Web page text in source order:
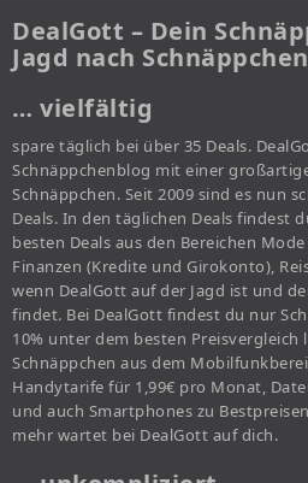
DealGott – Dein
Jagd nach
… vielfältig
spare täglich bei über 35 Deals.
Schnäppchenblog mit einer
Schnäppchen. Seit 2009 sind es nun
Deals. In den täglichen Deals findest
besten Deals aus den Bereichen
Finanzen (Kredite und Girokonto),
wenn DealGott auf der Jagd ist und
findet. Bei DealGott findest du nur
10% unter dem besten
Schnäppchen aus dem
Handytarife für 1,99€ pro Monat,
und auch Smartphones zu
mehr wartet bei DealGott auf dich.